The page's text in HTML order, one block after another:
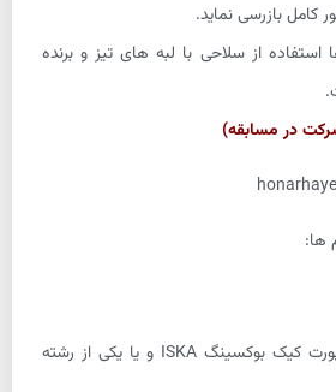
کامل بازرسی نماید.
از سلاحی با لبه های تیز و برنده
در مسابقه)
ها:
شمار کارت عضویت اسپورت کیک بوکسینگ ISKA و یا یکی از رشته